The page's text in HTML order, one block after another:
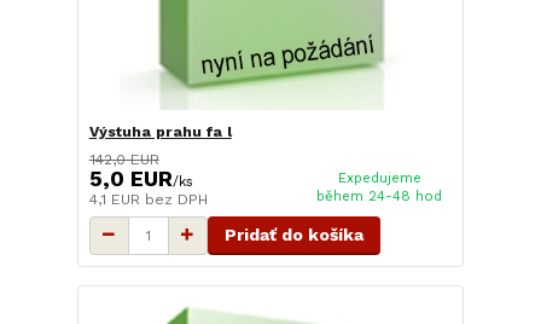
Výstuha prahu fa l
142,0 EUR
5,0 EUR/ks
4,1 EUR bez DPH
Expedujeme
během 24-48 hod
Pridať do košíka